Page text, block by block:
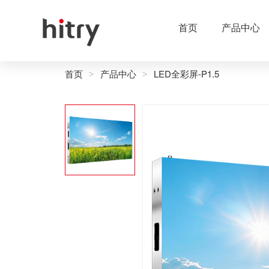
首页 产品中心
首页 > 产品中心 > LED全彩屏-P1.5